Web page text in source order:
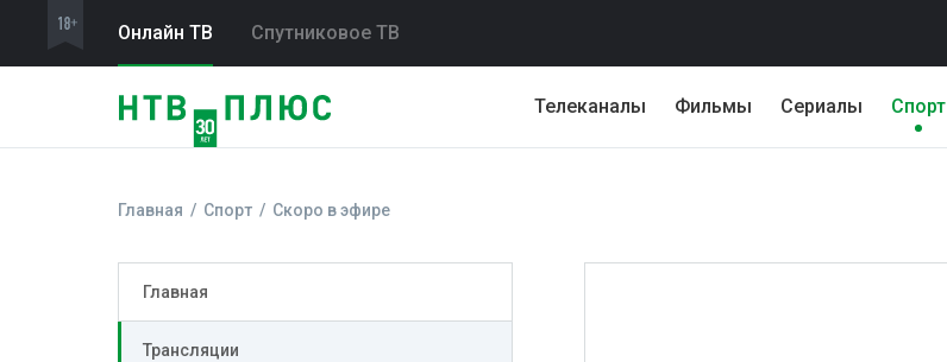
Онлайн ТВ Спутниковое ТВ
Телеканалы Фильмы Сериалы Спорт
Главная Спорт Скоро в эфире
Главная
Трансляции